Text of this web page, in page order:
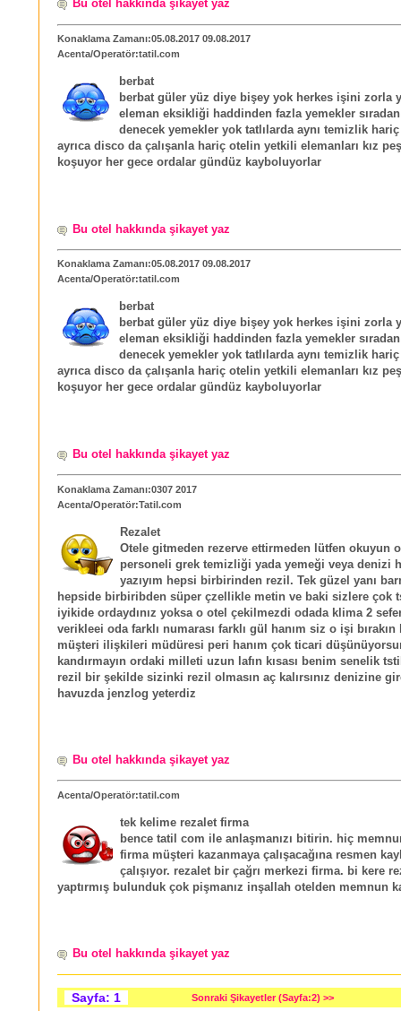
Bu otel hakkında şikayet yaz
Konaklama Zamanı:05.08.2017 09.08.2017
Acenta/Operatör:tatil.com
berbat
berbat güler yüz diye bişey yok herkes işini zorla
eleman eksikliği haddinden fazla yemekler
denecek yemekler yok tatlılarda aynı temizlik
ayrıca disco da çalışanla hariç otelin yetkili elemanları kız
koşuyor her gece ordalar gündüz kayboluyorlar
Bu otel hakkında şikayet yaz
Konaklama Zamanı:05.08.2017 09.08.2017
Acenta/Operatör:tatil.com
berbat
berbat güler yüz diye bişey yok herkes işini zorla
eleman eksikliği haddinden fazla yemekler
denecek yemekler yok tatlılarda aynı temizlik
ayrıca disco da çalışanla hariç otelin yetkili elemanları kız
koşuyor her gece ordalar gündüz kayboluyorlar
Bu otel hakkında şikayet yaz
Konaklama Zamanı:0307 2017
Acenta/Operatör:Tatil.com
Rezalet
Otele gitmeden rezerve ettirmeden lütfen okuyun
personeli grek temizliği yada yemeği veya denizi
yazıyım hepsi birbirinden rezil. Tek güzel yanı
hepside birbiribden süper çzellikle metin ve baki sizlere çok
iyikide ordaydınız yoksa o otel çekilmezdi odada klima 2
verikleei oda farklı numarası farklı gül hanım siz o işi
müşteri ilişkileri müdüresi peri hanım çok ticari
kandırmayın ordaki milleti uzun lafın kısası benim senelik
rezil bir şekilde sizinki rezil olmasın aç kalırsınız denizine
havuzda jenzlog yeterdiz
Bu otel hakkında şikayet yaz
Acenta/Operatör:tatil.com
tek kelime rezalet firma
bence tatil com ile anlaşmanızı bitirin. hiç
firma müşteri kazanmaya çalışacağına resmen
çalışıyor. rezalet bir çağrı merkezi firma. bi kere
yaptırmış bulunduk çok pişmanız inşallah otelden memnun
Bu otel hakkında şikayet yaz
Sayfa: 1 Sonraki Şikayetler (Sayfa:2) >>